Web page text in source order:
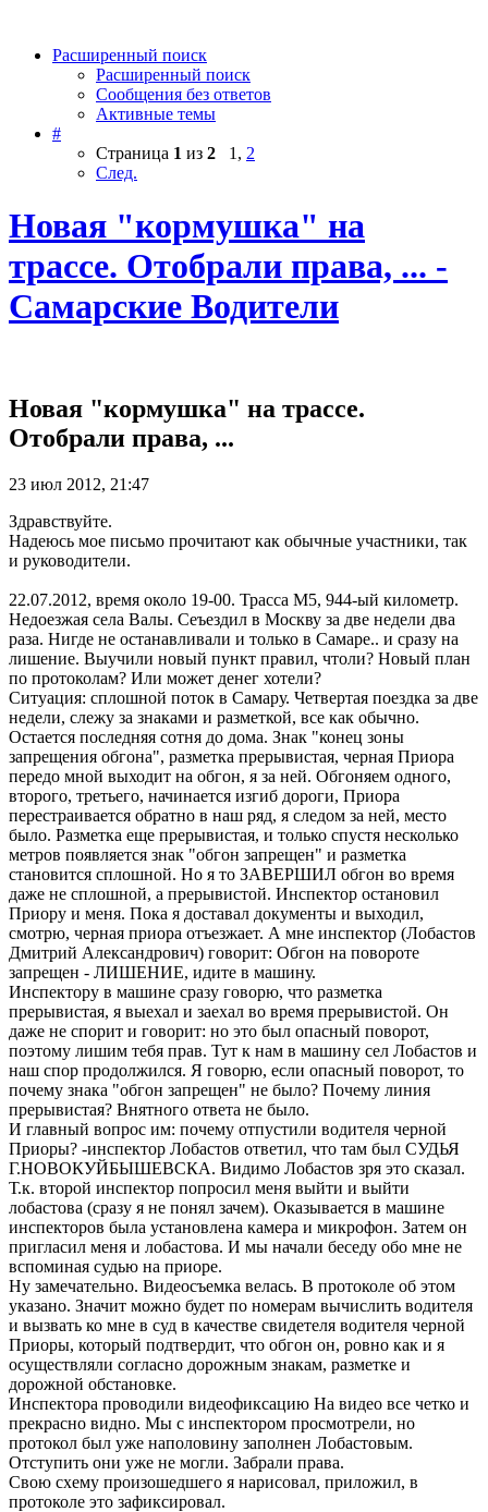
Расширенный поиск
Расширенный поиск
Сообщения без ответов
Активные темы
#
Страница 1 из 2 1 , 2
След.
Новая "кормушка" на
трассе. Отобрали права, ... -
Самарские Водители
Новая "кормушка" на трассе.
Отобрали права, ...
23 июл 2012, 21:47
Здравствуйте.
Надеюсь мое письмо прочитают как обычные участники, так
и руководители.
22.07.2012, время около 19-00. Трасса М5, 944-ый километр.
Недоезжая села Валы. Сеъездил в Москву за две недели два
раза. Нигде не останавливали и только в Самаре.. и сразу на
лишение. Выучили новый пункт правил, чтоли? Новый план
по протоколам? Или может денег хотели?
Ситуация: сплошной поток в Самару. Четвертая поездка за две
недели, слежу за знаками и разметкой, все как обычно.
Остается последняя сотня до дома. Знак "конец зоны
запрещения обгона", разметка прерывистая, черная Приора
передо мной выходит на обгон, я за ней. Обгоняем одного,
второго, третьего, начинается изгиб дороги, Приора
перестраивается обратно в наш ряд, я следом за ней, место
было. Разметка еще прерывистая, и только спустя несколько
метров появляется знак "обгон запрещен" и разметка
становится сплошной. Но я то ЗАВЕРШИЛ обгон во время
даже не сплошной, а прерывистой. Инспектор остановил
Приору и меня. Пока я доставал документы и выходил,
смотрю, черная приора отъезжает. А мне инспектор (Лобастов
Дмитрий Александрович) говорит: Обгон на повороте
запрещен - ЛИШЕНИЕ, идите в машину.
Инспектору в машине сразу говорю, что разметка
прерывистая, я выехал и заехал во время прерывистой. Он
даже не спорит и говорит: но это был опасный поворот,
поэтому лишим тебя прав. Тут к нам в машину сел Лобастов и
наш спор продолжился. Я говорю, если опасный поворот, то
почему знака "обгон запрещен" не было? Почему линия
прерывистая? Внятного ответа не было.
И главный вопрос им: почему отпустили водителя черной
Приоры? -инспектор Лобастов ответил, что там был СУДЬЯ
Г.НОВОКУЙБЫШЕВСКА. Видимо Лобастов зря это сказал.
Т.к. второй инспектор попросил меня выйти и выйти
лобастова (сразу я не понял зачем). Оказывается в машине
инспекторов была установлена камера и микрофон. Затем он
пригласил меня и лобастова. И мы начали беседу обо мне не
вспоминая судью на приоре.
Ну замечательно. Видеосъемка велась. В протоколе об этом
указано. Значит можно будет по номерам вычислить водителя
и вызвать ко мне в суд в качестве свидетеля водителя черной
Приоры, который подтвердит, что обгон он, ровно как и я
осуществляли согласно дорожным знакам, разметке и
дорожной обстановке.
Инспектора проводили видеофиксацию На видео все четко и
прекрасно видно. Мы с инспектором просмотрели, но
протокол был уже наполовину заполнен Лобастовым.
Отступить они уже не могли. Забрали права.
Свою схему произошедшего я нарисовал, приложил, в
протоколе это зафиксировал.